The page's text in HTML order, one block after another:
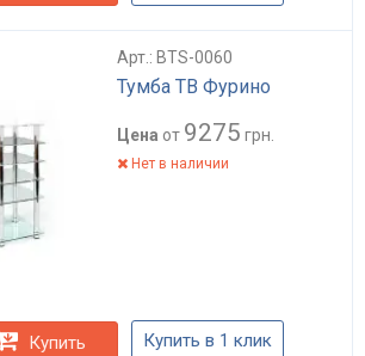
Арт.: BTS-0060
Тумба ТВ Фурино
Цена от 9275 грн.
Нет в наличии
Купить Купить в 1 клик